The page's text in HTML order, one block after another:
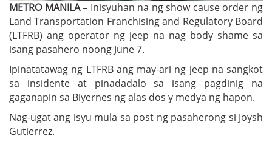
METRO MANILA– Inisyuhan na ng show cause order ng
Land Transportation Franchising and Regulatory Board
(LTFRB) ang operator ng jeep na nag body shame sa
isang pasahero noong June 7.
Ipinatatawag ng LTFRB ang may-ari ng jeep na sangkot
sa insidente at pinadadalo sa isang pagdinig na
gaganapin sa Biyernes ng alas dos y medya ng hapon.
Nag-ugat ang isyu mula sa post ng pasaherong si Joysh
Gutierrez.